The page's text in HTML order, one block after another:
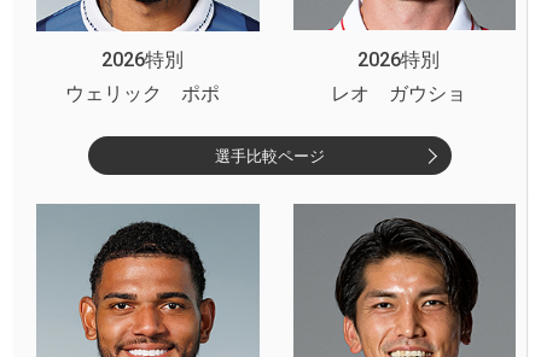
2026特別
2026特別
ウェリック ポポ
レオ ガウショ
選手比較ページ